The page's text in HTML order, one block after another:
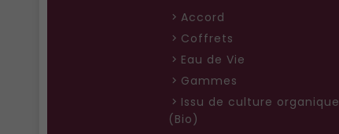
Accord
Coffrets
Eau de Vie
Gammes
Issu de culture organique
(Bio)